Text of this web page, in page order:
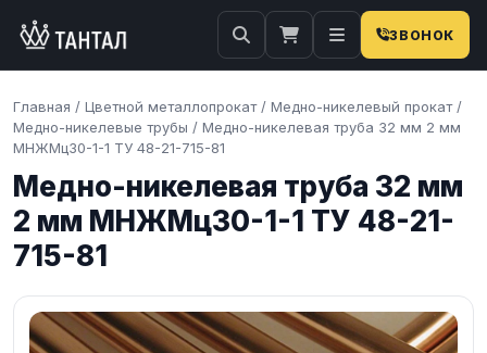
ЗВОНОК
Главная / Цветной металлопрокат / Медно-никелевый прокат /
Медно-никелевые трубы / Медно-никелевая труба 32 мм 2 мм
МНЖМц30-1-1 ТУ 48-21-715-81
Медно-никелевая труба 32 мм
2 мм МНЖМц30-1-1 ТУ 48-21-
715-81